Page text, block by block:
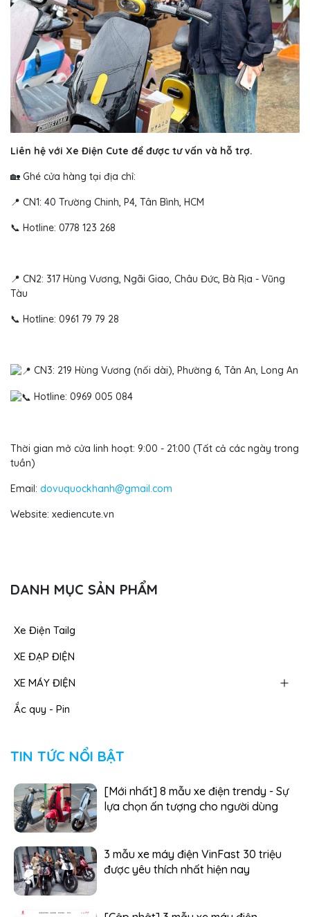
Liên hệ với Xe Điện Cute để được tư vấn và hỗ trợ.
🏡 Ghé cửa hàng tại địa chỉ:
📍 CN1: 40 Trường Chinh, P4, Tân Bình, HCM
📞 Hotline: 0778 123 268
📍 CN2: 317 Hùng Vương, Ngãi Giao, Châu Đức, Bà Rịa - Vũng
Tàu
📞 Hotline: 0961 79 79 28
CN3: 219 Hùng Vương (nối dài), Phường 6, Tân An, Long An
Hotline: 0969 005 084
Thời gian mở cửa linh hoạt: 9:00 - 21:00 (Tất cả các ngày trong
tuần)
Email: dovuquockhanh@gmail.com
Website: xediencute.vn
DANH MỤC SẢN PHẨM
Xe Điện Tailg
XE ĐẠP ĐIỆN
XE MÁY ĐIỆN
Ắc quy - Pin
TIN TỨC NỔI BẬT
[Mới nhất] 8 mẫu xe điện trendy - Sự
lựa chọn ấn tượng cho người dùng
3 mẫu xe máy điện VinFast 30 triệu
được yêu thích nhất hiện nay